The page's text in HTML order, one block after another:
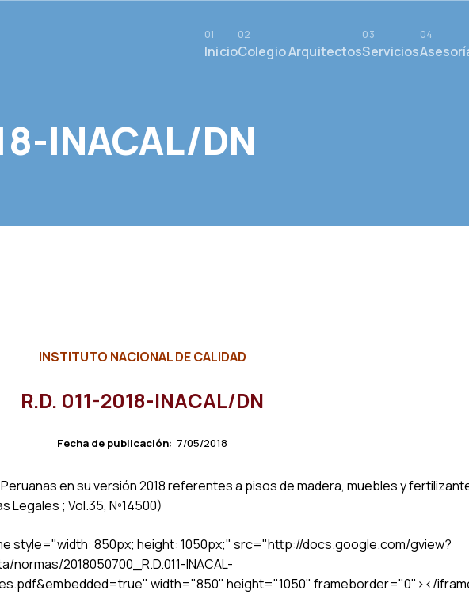
InicioColegio ArquitectosServicios
INACAL/DN
INSTITUTO NACIONAL DE CALIDAD
R.D. 011-2018-INACAL/DN
Fecha de publicación: 7/05/2018
en su versión 2018 referentes a pisos de madera, muebles y
Legales ; Vol.35, Nº14500)
style="width: 850px; height: 1050px;" src="http://docs.google.com/gview?
2018050700_R.D.011-INACAL-
width="850" height="1050" frameborder="0"></